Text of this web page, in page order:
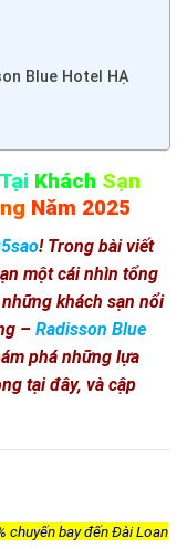
Blue Hotel HẠ
Tại Khách Sạn
Năm 2025
! Trong bài viết
một cái nhìn tổng
khách sạn nổi
– Radisson Blue
phá những lựa
tại đây, và cập
chuyến bay đến Đài Loan